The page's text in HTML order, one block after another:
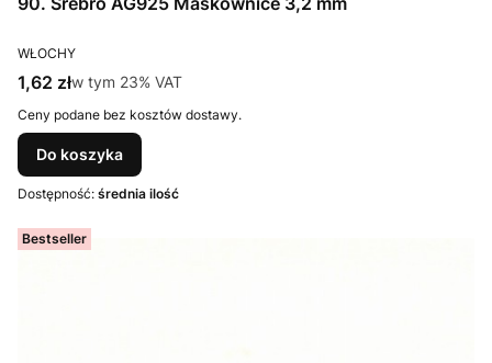
PRODUCENT
WŁOCHY
Cena brutto
1,62 złw tym %s VAT
w tym 23% VAT
Ceny podane bez kosztów dostawy.
Do koszyka
Dostępność: średnia ilość
Bestseller